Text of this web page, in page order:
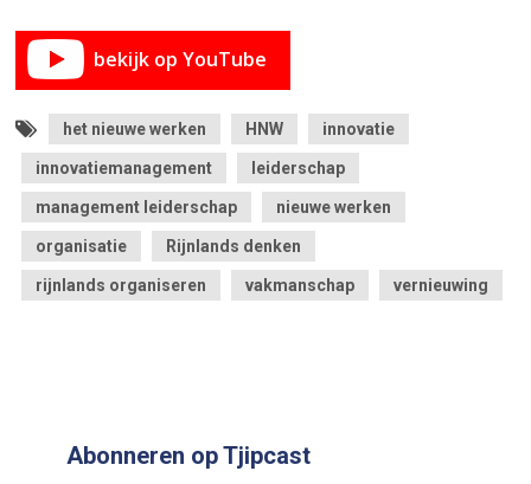
bekijk op YouTube
het nieuwe werken HNW innovatie
innovatiemanagement leiderschap
management leiderschap nieuwe werken
organisatie Rijnlands denken
rijnlands organiseren vakmanschap vernieuwing
Abonneren op Tjipcast